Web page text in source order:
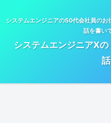
システムエンジニアの50代会社員の
話を書い
システムエンジニアX
話